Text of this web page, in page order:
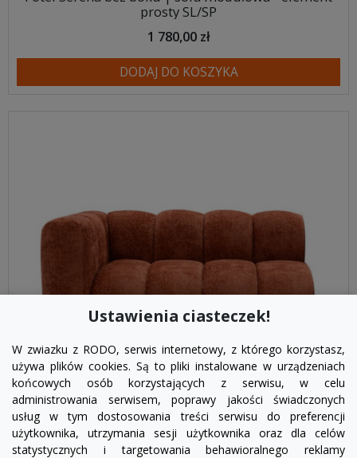
prosty SL/SP
1 780,00 zł
DODAJ DO KOSZYKA
visibility
Ustawienia ciasteczek!
W zwiazku z RODO, serwis internetowy, z którego korzystasz,
używa plików cookies. Są to pliki instalowane w urządzeniach
końcowych osób korzystających z serwisu, w celu
administrowania serwisem, poprawy jakości świadczonych
usług w tym dostosowania treści serwisu do preferencji
użytkownika, utrzymania sesji użytkownika oraz dla celów
statystycznych i targetowania behawioralnego reklamy